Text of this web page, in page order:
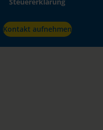
Steuererklärung
Kontakt aufnehmen